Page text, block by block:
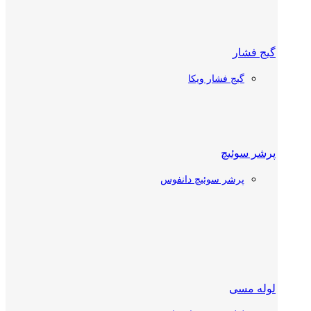
فشار
گیج فشار ویکا
سوئیچ
پرشر سوئیچ دانفوس
مسی